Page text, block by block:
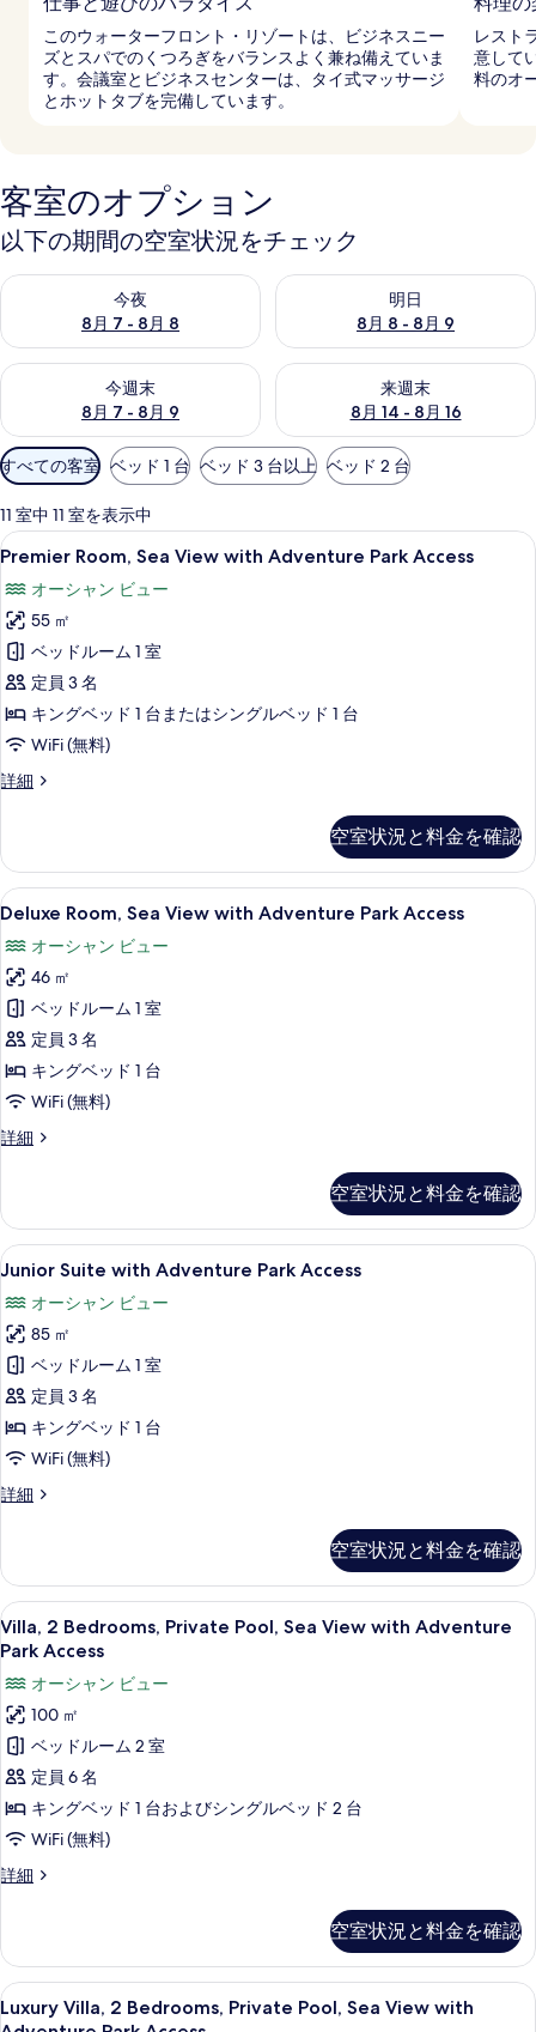
このウォーターフロント・リゾートは、ビジネスニー
ズとスパでのくつろぎをバランスよく兼ね備えていま
す。会議室とビジネスセンターは、タイ式マッサージ
とホットタブを完備しています。
レスト
意して
料のオ
客室のオプション
以下の期間の空室状況をチェック
今夜
8月 7 - 8月 8
今夜 8月 7 - 8月 8 の空室状況をチェック
明日
8月 8 - 8月 9
明日 8月 8 - 8月 9 の空室状況
今週末
8月 7 - 8月 9
今週末 8月 7 - 8月 9 の空室状況をチェック
来週末
8月 14 - 8月 16
来週末 8月 14 - 8月 16 の空室
利
用
可
能
な
客
室
の
絞
り
込
み
条
すべての客室 ベッド 1 台 ベッド 3 台以上 ベッド 2 台
11 室中 11 室を表示中
Premier
Room,
Sea
View
with
Adventure
Park
Access
す
て
の
写
真
を
表
示
す
る
5
Premier Room, Sea View with Adventure Park Access
オーシャン ビュー
55 ㎡
ベッドルーム 1 室
定員 3 名
キングベッド 1 台またはシングルベッド 1 台
WiFi (無料)
詳細
Premier
with
Adventure
Park
の
詳
細
空室状況と料金を確認
Deluxe
Room,
Sea
View
with
Adventure
Park
Access
す
て
の
写
真
を
表
示
す
る
Deluxe Room, Sea View with
4
Deluxe Room, Sea View with Adventure Park Access
オーシャン ビュー
46 ㎡
ベッドルーム 1 室
定員 3 名
キングベッド 1 台
WiFi (無料)
詳細
Deluxe
with
Adventure
Park
の
詳
細
空室状況と料金を確認
Junior
Suite
with
Adventure
Park
Access
の
す
べ
写
真
を
表
示
す
る
Junior Suite with Adventure Park
5
Junior Suite with Adventure Park Access
オーシャン ビュー
85 ㎡
ベッドルーム 1 室
定員 3 名
キングベッド 1 台
WiFi (無料)
詳細
Junior
Park
Access
の
詳
空室状況と料金を確認
Villa,
2
Private
Pool,
Sea
View
with
Adventure
Park
Access
す
べ
て
Villa, 2 Bedrooms, Private Pool, Sea
2
Villa, 2 Bedrooms, Private Pool, Sea View with Adventure
Park Access
オーシャン ビュー
100 ㎡
ベッドルーム 2 室
定員 6 名
キングベッド 1 台およびシングルベッド 2 台
WiFi (無料)
詳細
Villa,
Pool,
Sea
View
with
空室状況と料金を確認
Luxury
Villa,
Luxury Villa, 2 Bedrooms, Private
2
Luxury Villa, 2 Bedrooms, Private Pool, Sea View with